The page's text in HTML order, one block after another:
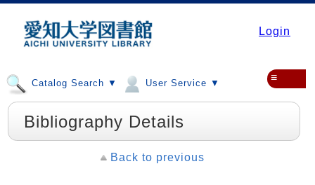
Login
Catalog Search ▼ User Service ▼ ≡
Bibliography Details
Back to previous